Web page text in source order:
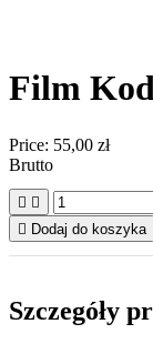
Film
Price: 55,00 zł
Brutto
 
 Dodaj do koszyka
Szczegóły